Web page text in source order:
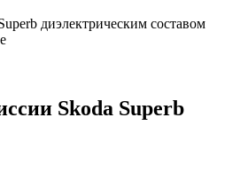
диэлектрическим составом
Skoda Superb